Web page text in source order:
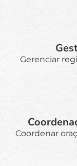
Gerenciar
Coordenar